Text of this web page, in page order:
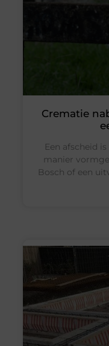
Crematie
Een afscheid
manier
Bosch of een